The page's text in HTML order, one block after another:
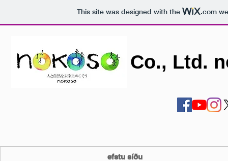
This site was designed with the .com
Co., Ltd.
efstu síðu